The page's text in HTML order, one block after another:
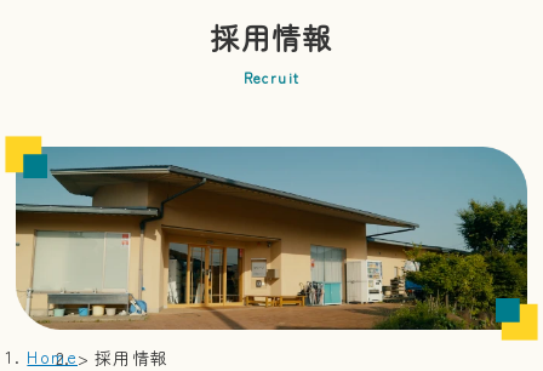
採用情報
Recruit
Home 採用情報